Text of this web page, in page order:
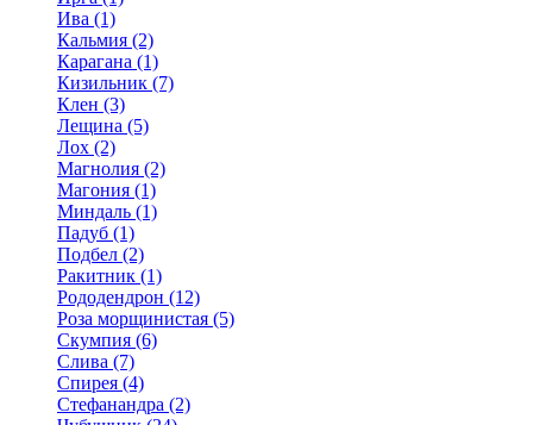
Ива (1)
Кальмия (2)
Карагана (1)
Кизильник (7)
Клен (3)
Лещина (5)
Лох (2)
Магнолия (2)
Магония (1)
Миндаль (1)
Падуб (1)
Подбел (2)
Ракитник (1)
Рододендрон (12)
Роза морщинистая (5)
Скумпия (6)
Слива (7)
Спирея (4)
Стефанандра (2)